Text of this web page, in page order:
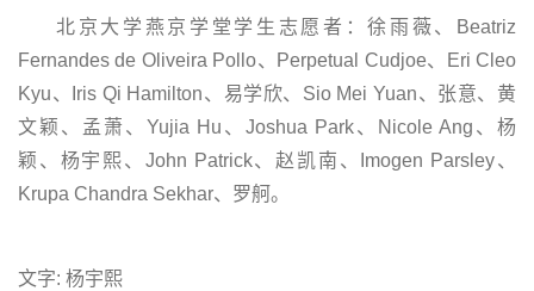
北京大学燕京学堂学生志愿者：徐雨薇、
Beatriz
Fernandes de Oliveira Pollo、
Perpetual Cudjoe、
Eri Cleo
Kyu、
Iris Qi Hamilton、 易学欣、 Sio Mei Yuan、 张意、 黄
文颖、 孟萧、 Yujia Hu、 Joshua Park、 Nicole Ang、 杨
颖、 杨宇熙、 John Patrick、赵凯南、
Imogen Parsley、
Krupa Chandra Sekhar、 罗舸。
文字: 杨宇熙